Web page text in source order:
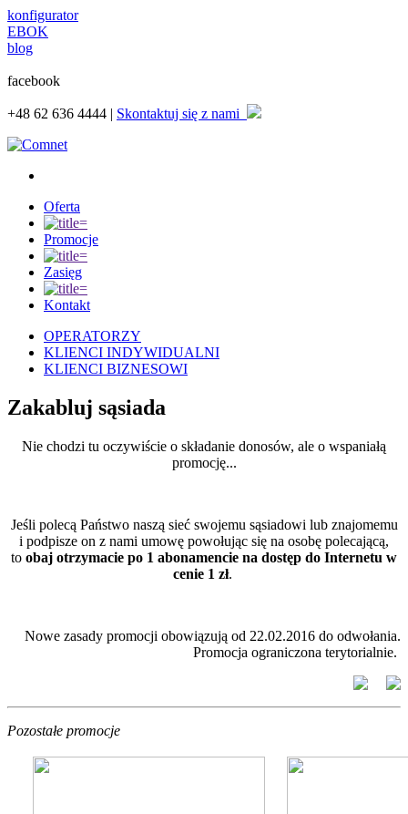
konfigurator
EBOK
blog
facebook
+48 62 636 4444 | Skontaktuj się z nami
Oferta
Promocje
Zasięg
Kontakt
OPERATORZY
KLIENCI INDYWIDUALNI
KLIENCI BIZNESOWI
Zakabluj sąsiada
Nie chodzi tu oczywiście o składanie donosów, ale o wspaniałą
promocję...
Jeśli polecą Państwo naszą sieć swojemu sąsiadowi lub znajomemu
i podpisze on z nami umowę powołując się na osobę polecającą,
to obaj otrzymacie po 1 abonamencie na dostęp do Internetu w
cenie 1 zł.
Nowe zasady promocji obowiązują od 22.02.2016 do odwołania.
Promocja ograniczona terytorialnie.
Pozostałe promocje